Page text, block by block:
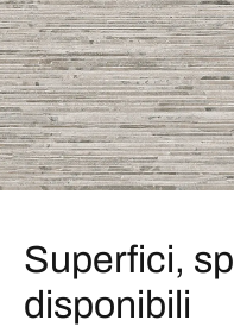
Superfici,
disponibili